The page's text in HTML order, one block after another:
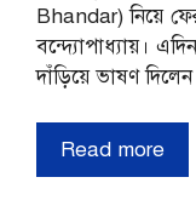
Bhandar) নিয়ে
বন্দ্যোপাধ্যায়।
দাঁড়িয়ে ভাষণ
Read more